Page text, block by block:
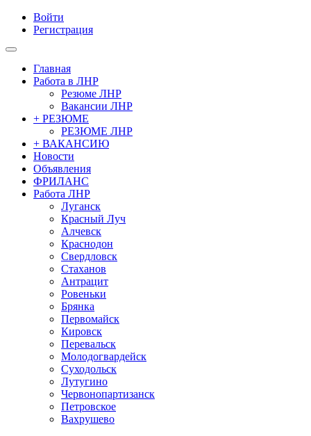
Войти
Регистрация
Главная
Работа в ЛНР
Резюме ЛНР
Вакансии ЛНР
+ РЕЗЮМЕ
РЕЗЮМЕ ЛНР
+ ВАКАНСИЮ
Новости
Объявления
ФРИЛАНС
Работа ЛНР
Луганск
Красный Луч
Алчевск
Краснодон
Свердловск
Стаханов
Антрацит
Ровеньки
Брянка
Первомайск
Кировск
Перевальск
Молодогвардейск
Суходольск
Лутугино
Червонопартизанск
Петровское
Вахрушево